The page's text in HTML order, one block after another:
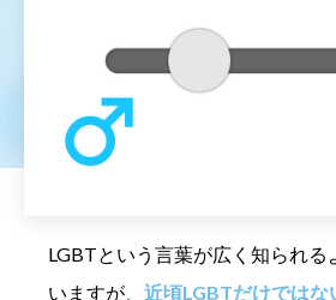
LGBTという言葉が広く知られる
いますが、 近頃LGBTだけではな